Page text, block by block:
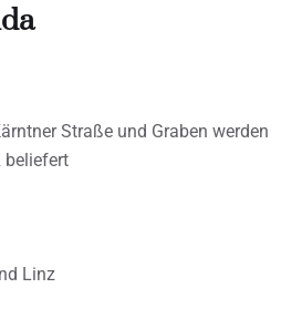
Straße und Graben werden
beliefert
Linz